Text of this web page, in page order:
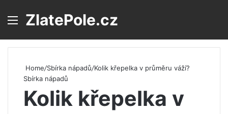
Menu
ZlatePole.cz
Home/Sbírka nápadů/Kolik křepelka v průměru váží?
Sbírka nápadů
Kolik křepelka v